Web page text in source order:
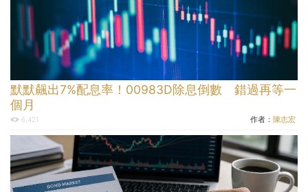
默默飆出7%配息率！00983D除息倒數 錯過再等一
個月
6,421 作者： 陳志宏